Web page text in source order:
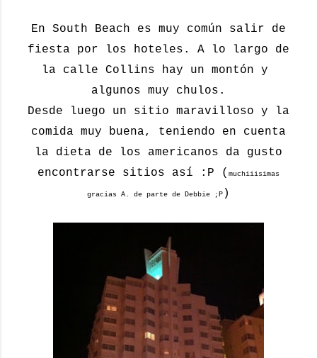
En South Beach es muy común salir de
fiesta por los hoteles. A lo largo de
la calle Collins hay un montón y
algunos muy chulos.
Desde luego un sitio maravilloso y la
comida muy buena, teniendo en cuenta
la dieta de los americanos da gusto
encontrarse sitios así :P ( muchiiisimas
gracias A. de parte de Debbie ;P )